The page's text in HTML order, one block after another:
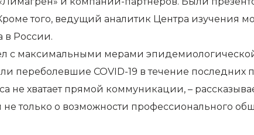
того, ведущий аналитик Центра изучения
в России.
с максимальными мерами
COVID-19 в течение последних
хватает прямой коммуникации, –
только о возможности профессионального